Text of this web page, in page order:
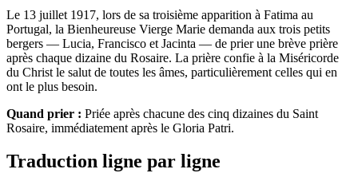
Le 13 juillet 1917, lors de sa troisième apparition à Fatima au
Portugal, la Bienheureuse Vierge Marie demanda aux trois petits
bergers — Lucia, Francisco et Jacinta — de prier une brève prière
après chaque dizaine du Rosaire. La prière confie à la Miséricorde
du Christ le salut de toutes les âmes, particulièrement celles qui en
ont le plus besoin.
Quand prier : Priée après chacune des cinq dizaines du Saint
Rosaire, immédiatement après le Gloria Patri.
Traduction ligne par ligne